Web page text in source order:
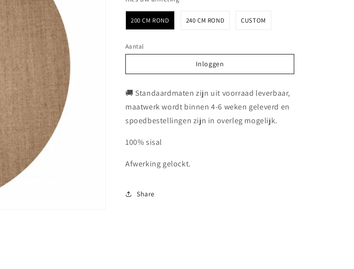
200 CM ROND 240 CM ROND CUSTOM
Aantal
Inloggen
Inloggen
🚚 Standaardmaten zijn uit voorraad leverbaar,
maatwerk wordt binnen 4-6 weken geleverd en
spoedbestellingen zijn in overleg mogelijk.
100% sisal
Afwerking gelockt.
Share